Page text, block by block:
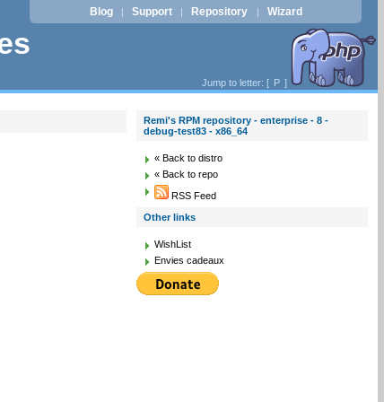
Blog | Support | Repository | Wizard
Jump to letter: [ P ]
Remi's RPM repository - enterprise - 8 -
debug-test83 - x86_64
« Back to distro
« Back to repo
RSS Feed
Other links
WishList
Envies cadeaux